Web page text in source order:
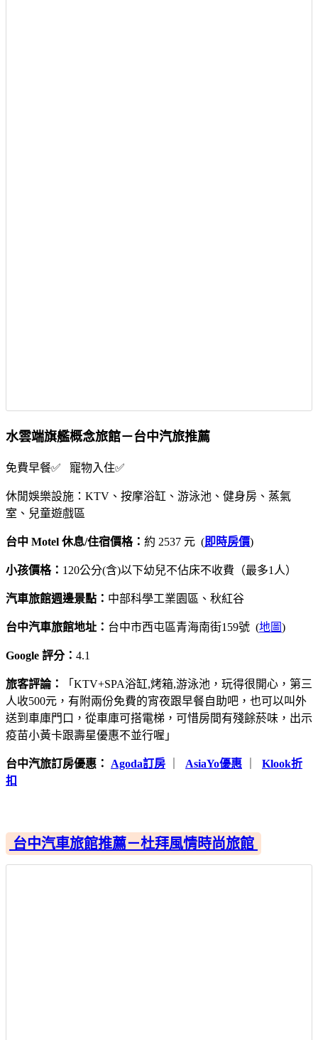
水雲端旗艦概念旅館－台中汽旅推薦
免費早餐✅ 寵物入住✅
休閒娛樂設施：KTV、按摩浴缸、游泳池、健身房、蒸氣
室、兒童遊戲區
台中 Motel 休息/住宿價格： 約 2537 元 (即時房價)
小孩價格： 120公分(含)以下幼兒不佔床不收費（最多1人）
汽車旅館週邊景點： 中部科學工業園區、秋紅谷
台中汽車旅館地址： 台中市西屯區青海南街159號 (地圖)
Google 評分： 4.1
旅客評論：
「KTV+SPA浴缸,烤箱,游泳池，玩得很開心，第三
人收500元，有附兩份免費的宵夜跟早餐自助吧，也可以叫外
送到車庫門口，從車庫可搭電梯，可惜房間有殘餘菸味，出示
疫苗小黃卡跟壽星優惠不並行喔」
台中汽旅訂房優惠： Agoda訂房 AsiaYo優惠
Klook折
扣
台中汽車旅館推薦－杜拜風情時尚旅館